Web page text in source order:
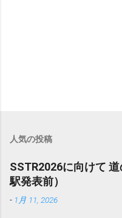
人気の投稿
SSTR2026に向けて
駅発表前）
- 1月 11, 2026